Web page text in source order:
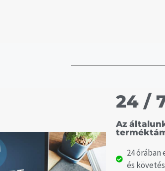
24 /
Az
24
és